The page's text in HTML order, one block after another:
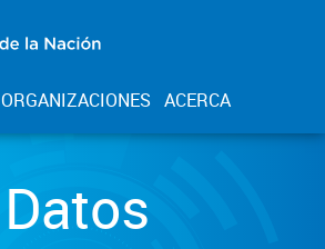
ORGANIZACIONES ACERCA
Datos